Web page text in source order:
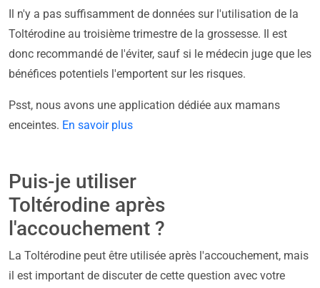
Il n'y a pas suffisamment de données sur l'utilisation de la
Toltérodine au troisième trimestre de la grossesse. Il est
donc recommandé de l'éviter, sauf si le médecin juge que les
bénéfices potentiels l'emportent sur les risques.
Psst, nous avons une application dédiée aux mamans
enceintes. En savoir plus
Puis-je utiliser
Toltérodine après
l'accouchement ?
La Toltérodine peut être utilisée après l'accouchement, mais
il est important de discuter de cette question avec votre